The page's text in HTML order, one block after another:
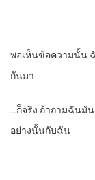
พอเห็นข้อความนั้น​
กันมา
…ก็จริง​ ถ้าถามฉัน​มั
อย่างนั้นกับฉัน